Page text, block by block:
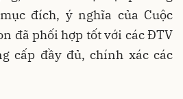
đích, ý nghĩa của Cuộc
đã phối hợp tốt với các ĐTV
cấp đầy đủ, chính xác các